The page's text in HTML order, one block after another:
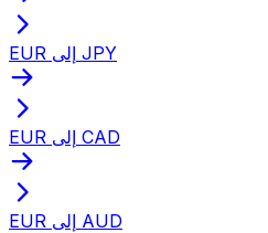
EUR إلى JPY
EUR إلى CAD
EUR إلى AUD